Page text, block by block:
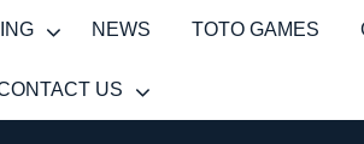
NEWS TOTO GAMES
US